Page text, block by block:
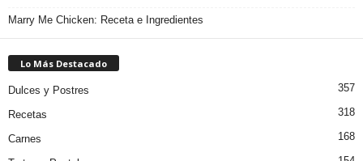
Marry Me Chicken: Receta e Ingredientes
Lo Más Destacado
Dulces y Postres 357
Recetas 318
Carnes 168